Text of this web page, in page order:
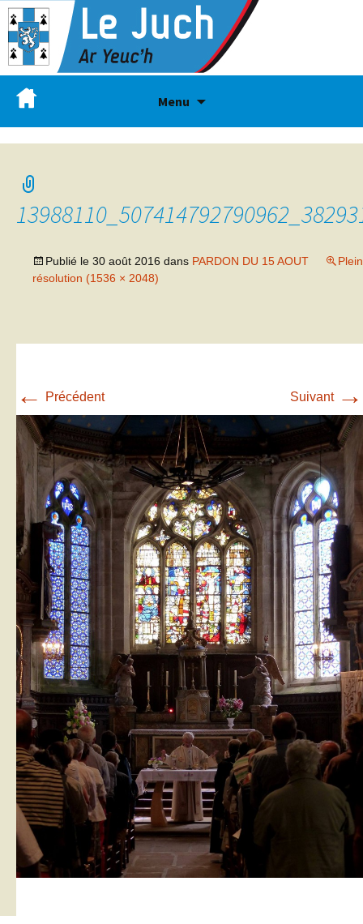
Menu
Publié le 30 août 2016 dans PARDON DU 15 AOUT
résolution (1536 × 2048)
← Précédent Suivant →